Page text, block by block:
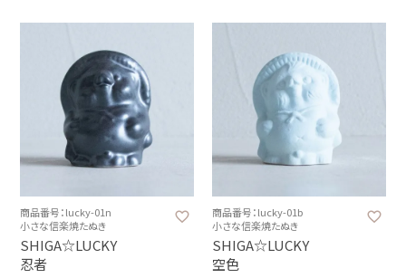
商品番号：lucky-01n
小さな信楽焼たぬき
SHIGA☆LUCKY
忍者
商品番号：lucky-01b
小さな信楽焼たぬき
SHIGA☆LUCKY
空色